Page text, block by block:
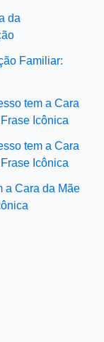
da
Familiar:
tem a Cara
Icônica
tem a Cara
Icônica
a Cara da Mãe